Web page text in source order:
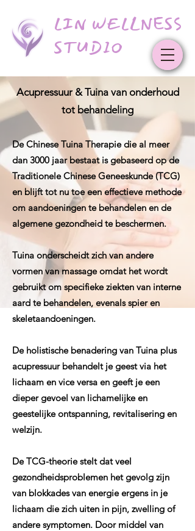
LIN WELLNESS
STUDIO
Acupressuur & Tuina van onderhoud
tot behandeling
De Chinese Tuina Therapie die al meer
dan 3000 jaar bestaat is gebaseerd op de
Traditionele Chinese Geneeskunde (TCG)
en blijft tot nu toe een effectieve methode
om aandoeningen te behandelen en de
algemene gezondheid te beschermen.
Tuina onderscheidt zich van andere
vormen van massage omdat het wordt
gebruikt om specifieke ziekten van interne
aard te behandelen, evenals spier en
skeletaandoeningen.
De holistische benadering van Tuina plus
acupressuur behandelt je geest via het
lichaam en vice versa en geeft je een
dieper gevoel van lichamelijke en
geestelijke ontspanning, revitalisering en
welzijn.
De TCG-theorie stelt dat veel
gezondheidsproblemen het gevolg zijn
van blokkades van energie ergens in je
lichaam die zich uiten in pijn, zwelling of
andere symptomen. Door middel van